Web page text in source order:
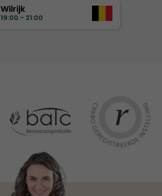
Wilrijk
19:00 - 21:00